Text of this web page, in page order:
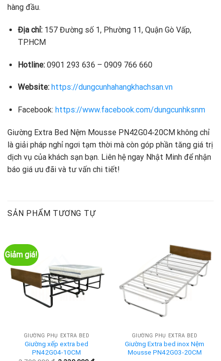
hàng đầu.
Địa chỉ:157 Đường số 1, Phường 11, Quận Gò Vấp,
TP.HCM
Hotline:0901 293 636 – 0909 766 660
Website: https://dungcunhahangkhachsan.vn
Facebook: https://www.facebook.com/dungcunhksnm
Giường Extra Bed Nệm Mousse PN42G04‑20CM không chỉ
là giải pháp nghỉ ngơi tạm thời mà còn góp phần tăng giá trị
dịch vụ của khách sạn bạn. Liên hệ ngay Nhật Minh để nhận
báo giá ưu đãi và tư vấn chi tiết!
SẢN PHẨM TƯƠNG TỰ
Giảm giá!
GIƯỜNG PHỤ EXTRA BED
Giường xếp extra bed
PN42G04-10CM
GIƯỜNG PHỤ EXTRA BED
Giường Extra bed inox Nệm
Mousse PN42G03-20CM